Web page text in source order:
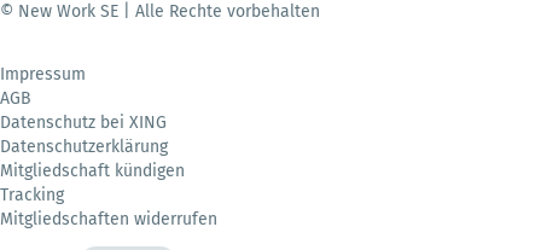
© New Work SE | Alle Rechte vorbehalten
Impressum
AGB
Datenschutz bei XING
Datenschutzerklärung
Mitgliedschaft kündigen
Tracking
Mitgliedschaften widerrufen